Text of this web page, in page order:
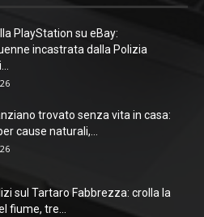
PlayStation su eBay:
incastrata dalla Polizia
trovato senza vita in casa:
cause naturali,...
sul Tartaro Fabbrezza: crolla la
fiume, tre...